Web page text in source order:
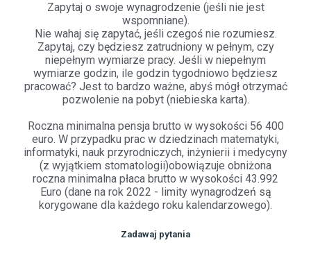
Zapytaj o swoje wynagrodzenie (jeśli nie jest
wspomniane).
Nie wahaj się zapytać, jeśli czegoś nie rozumiesz.
Zapytaj, czy będziesz zatrudniony w pełnym, czy
niepełnym wymiarze pracy. Jeśli w niepełnym
wymiarze godzin, ile godzin tygodniowo będziesz
pracować? Jest to bardzo ważne, abyś mógł otrzymać
pozwolenie na pobyt (niebieska karta).
Roczna minimalna pensja brutto w wysokości 56 400
euro. W przypadku prac w dziedzinach matematyki,
informatyki, nauk przyrodniczych, inżynierii i medycyny
(z wyjątkiem stomatologii)obowiązuje obniżona
roczna minimalna płaca brutto w wysokości 43.992
Euro (dane na rok 2022 - limity wynagrodzeń są
korygowane dla każdego roku kalendarzowego).
Zadawaj pytania